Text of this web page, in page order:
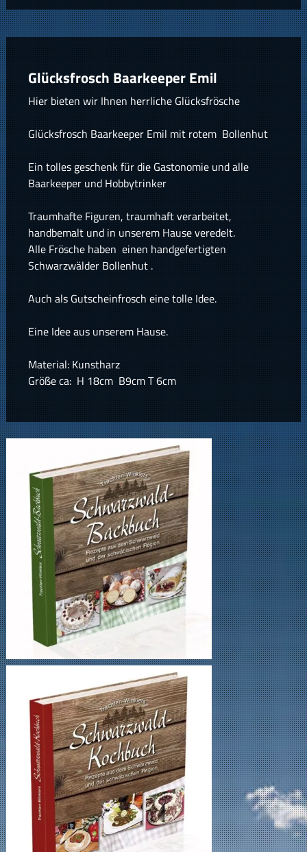
Glücksfrosch Baarkeeper Emil
Hier bieten wir Ihnen herrliche Glücksfrösche
Glücksfrosch Baarkeeper Emil mit rotem Bollenhut
Ein tolles geschenk für die Gastonomie und alle
Baarkeeper und Hobbytrinker
Traumhafte Figuren, traumhaft verarbeitet,
handbemalt und in unserem Hause veredelt.
Alle Frösche haben einen handgefertigten
Schwarzwälder Bollenhut .
Auch als Gutscheinfrosch eine tolle Idee.
Eine Idee aus unserem Hause.
Material: Kunstharz
Größe ca: H 18cm B9cm T 6cm